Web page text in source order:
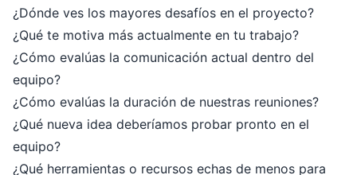
¿Dónde ves los mayores desafíos en el proyecto?
¿Qué te motiva más actualmente en tu trabajo?
¿Cómo evalúas la comunicación actual dentro del
equipo?
¿Cómo evalúas la duración de nuestras reuniones?
¿Qué nueva idea deberíamos probar pronto en el
equipo?
¿Qué herramientas o recursos echas de menos para